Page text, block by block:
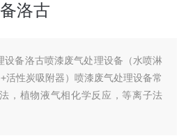
洛古
设备洛古喷漆废气处理设备（水喷淋
活性炭吸附器）喷漆废气处理设备常
，植物液气相化学反应，等离子法